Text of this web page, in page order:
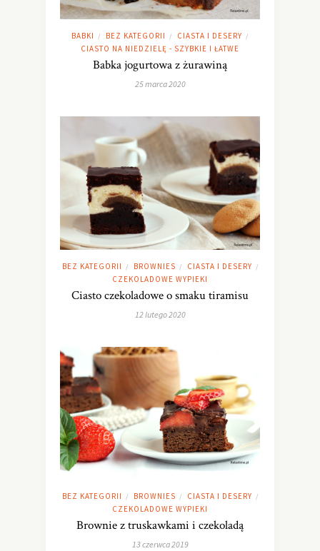
BABKI / BEZ KATEGORII / CIASTA I DESERY /
CIASTO NA NIEDZIELĘ - SZYBKIE I ŁATWE
Babka jogurtowa z żurawiną
25 marca 2020
BEZ KATEGORII / BROWNIES / CIASTA I DESERY /
CZEKOLADOWE WYPIEKI
Ciasto czekoladowe o smaku tiramisu
12 lutego 2020
BEZ KATEGORII / BROWNIES / CIASTA I DESERY /
CZEKOLADOWE WYPIEKI
Brownie z truskawkami i czekoladą
13 czerwca 2019